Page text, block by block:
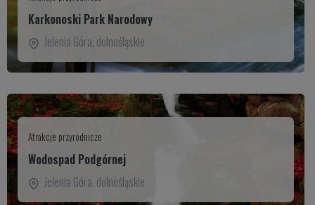
Karkonoski Park Narodowy
Jelenia Góra, dolnośląskie
Atrakcje przyrodnicze
Wodospad Podgórnej
Jelenia Góra, dolnośląskie